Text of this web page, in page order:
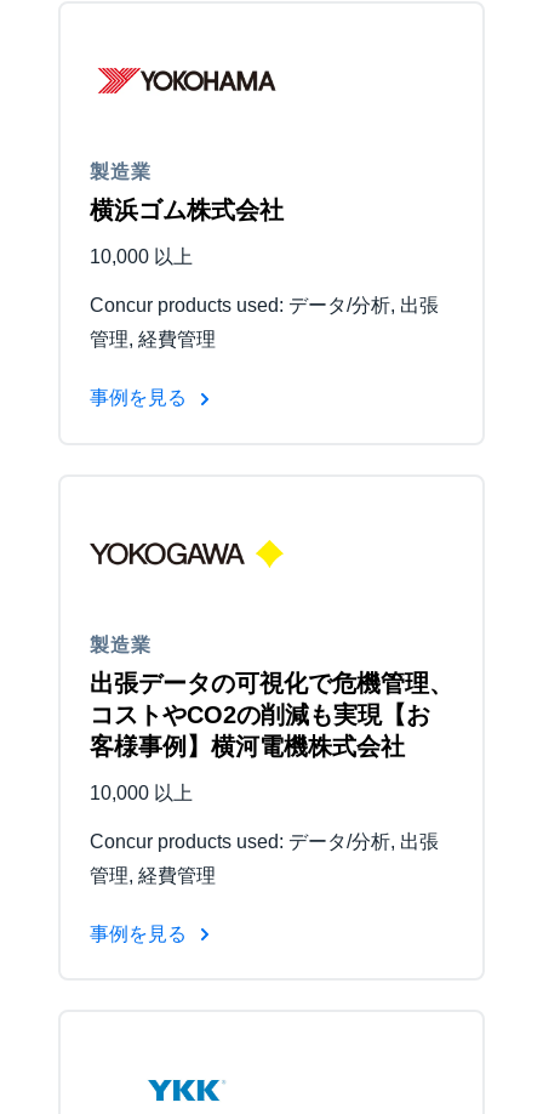
製造業
横浜ゴム株式会社
10,000 以上
Concur products used: データ/分析, 出張
管理, 経費管理
事例を見る
製造業
出張データの可視化で危機管理、
コストやCO2の削減も実現【お
客様事例】横河電機株式会社
10,000 以上
Concur products used: データ/分析, 出張
管理, 経費管理
事例を見る